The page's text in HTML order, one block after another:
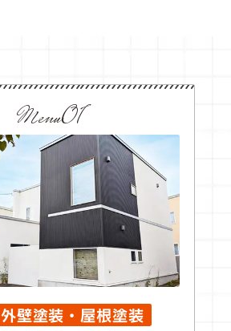
Menu01
外壁塗装・屋根塗装